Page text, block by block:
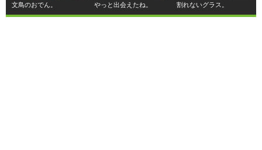
文鳥のおでん。 やっと出会えたね。 割れないグラス。